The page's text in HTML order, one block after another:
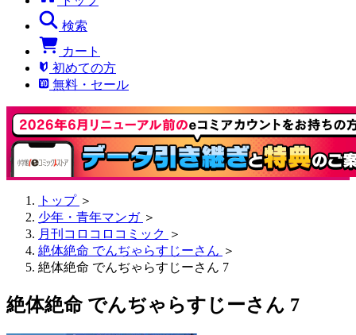
検索
カート
初めての方
無料・セール
トップ ＞
少年・青年マンガ ＞
月刊コロコロコミック ＞
絶体絶命 でんぢゃらすじーさん ＞
絶体絶命 でんぢゃらすじーさん 7
絶体絶命 でんぢゃらすじーさん 7